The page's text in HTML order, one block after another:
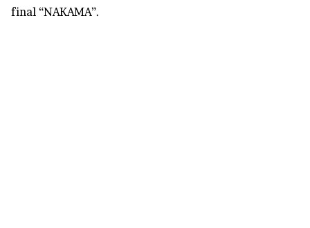
final “NAKAMA”.